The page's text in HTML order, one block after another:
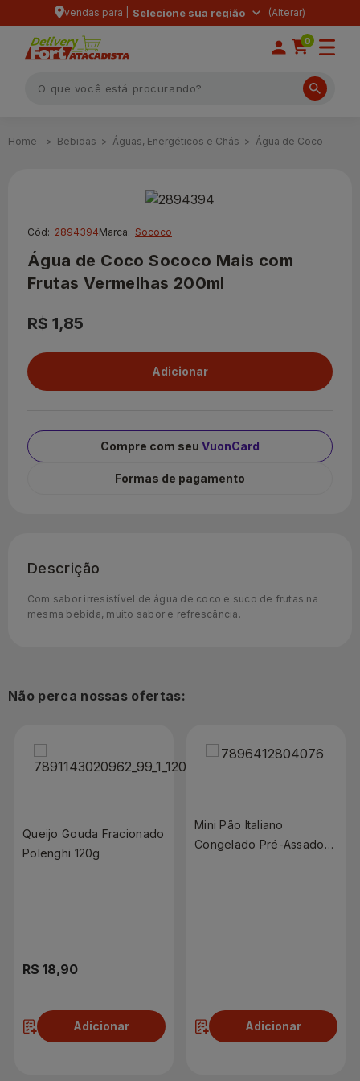
vendas para | Selecione sua região
0
Bebidas Águas, Energéticos e Chás Água de Coco
Cód: 2894394Marca: Sococo
Água de Coco Sococo Mais com
Frutas Vermelhas 200ml
R$ 1,85
Compre com seu VuonCard
Formas de pagamento
Descrição
Com sabor irresistível de água de coco e suco de frutas na
mesma bebida, muito sabor e refrescância.
Não perca nossas ofertas:
Queijo Gouda Fracionado
Polenghi 120g
R$ 18,90
Adicionar
Mini Pão Italiano
Congelado Pré-Assado
Adicionar